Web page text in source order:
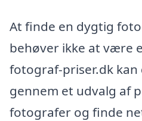
At finde en dygtig
behøver ikke at være
fotograf-priser.dk
gennem et udvalg af
fotografer og finde